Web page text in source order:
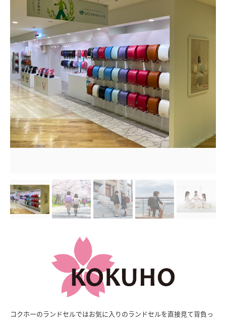
コクホーのランドセルではお気に入りのランドセルを直接見て背負っ